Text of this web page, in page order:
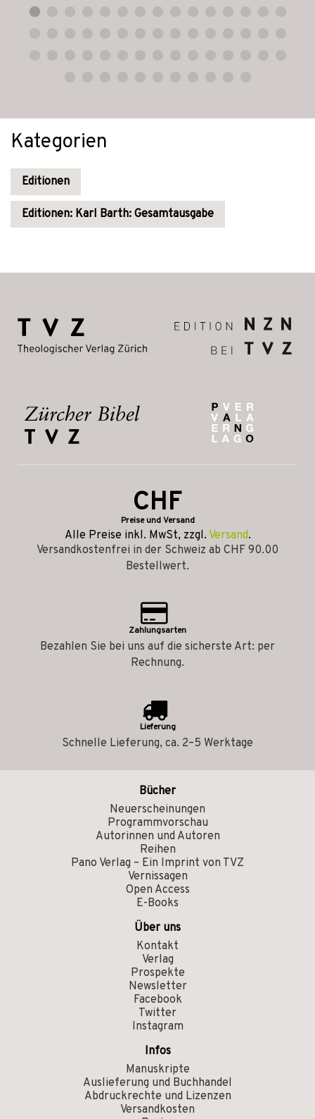
Kategorien
Editionen
Editionen: Karl Barth: Gesamtausgabe
CHF
Preise und Versand
Alle Preise inkl. MwSt, zzgl. Versand.
Versandkostenfrei in der Schweiz ab CHF 90.00
Bestellwert.
Zahlungsarten
Bezahlen Sie bei uns auf die sicherste Art: per
Rechnung.
Lieferung
Schnelle Lieferung, ca. 2–5 Werktage
Bücher
Neuerscheinungen
Programmvorschau
Autorinnen und Autoren
Reihen
Pano Verlag – Ein Imprint von TVZ
Vernissagen
Open Access
E-Books
Über uns
Kontakt
Verlag
Prospekte
Newsletter
Facebook
Twitter
Instagram
Infos
Manuskripte
Auslieferung und Buchhandel
Abdruckrechte und Lizenzen
Versandkosten